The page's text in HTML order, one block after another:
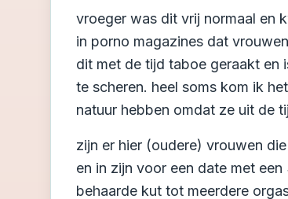
vroeger was dit vrij normaal en
in porno magazines dat
dit met de tijd taboe geraakt
te scheren. heel soms kom ik
natuur hebben omdat ze uit de
zijn er hier (oudere) vrouwen
en in zijn voor een date met
behaarde kut tot meerdere